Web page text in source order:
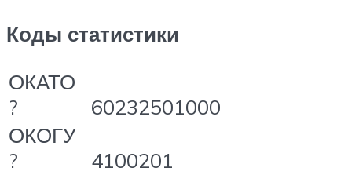
Коды статистики
ОКАТО
?
60232501000
ОКОГУ
?
4100201